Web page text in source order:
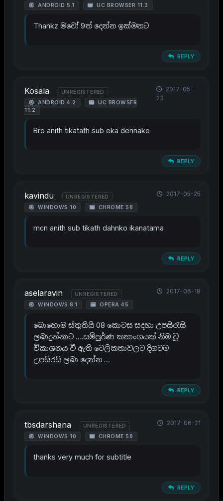
ANDROID 5.1 UC BROWSER 11.3
Thankz මචෝ 9ත් දෙන්න ඉක්මනට
REPLY
Kosala UNREGISTERED
ANDROID 4.2
UC BROWSER
11.2
2017-05-
23
Bro anith tikatath sub eka dennako
REPLY
kavindu UNREGISTERED
WINDOWS 10 CHROME 58
2017-05-25
mcn anith sub tikath dahnko ikanatama
REPLY
aselaravin UNREGISTERED
WINDOWS 8.1 OPERA 45
2017-06-18
බොහොම ස්තුතියි 08 කොටස සදහා උපසිරැසි
ලබාදුන්නාට ….සම්පුර්ණ කතාංගයක් නිම වූ
විකාශනය වී ඇති ටෙලිකතාවලට දිගටම
උපසිරසි ලබා දෙන්න …
REPLY
tbsdarshana UNREGISTERED
WINDOWS 10 CHROME 58
2017-06-21
thanks very much for subtitle
REPLY